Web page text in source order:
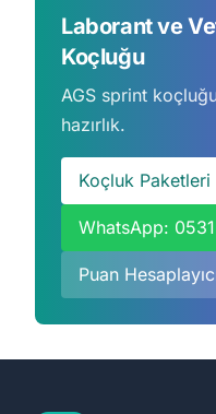
Laborant ve
Koçluğu
AGS sprint
hazırlık.
Koçluk
WhatsApp:
Puan